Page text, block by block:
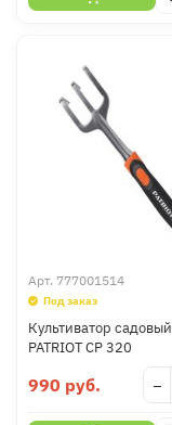
Арт. 777001514
Под заказ
Культиватор садовый
PATRIOT CР 320
990 руб. −